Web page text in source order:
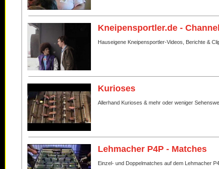
Kneipensportler.de -
Hauseigene Kneipensportler-Videos, Berichte &
Kurioses
Allerhand Kurioses & mehr oder weniger
Lehmacher P4P - Matches
Einzel- und Doppelmatches auf dem Lehmacher